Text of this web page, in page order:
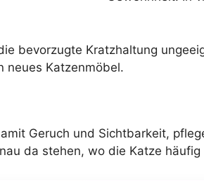
bevorzugte Kratzhaltung
neues Katzenmöbel.
Geruch und Sichtbarkeit,
da stehen, wo die Katze